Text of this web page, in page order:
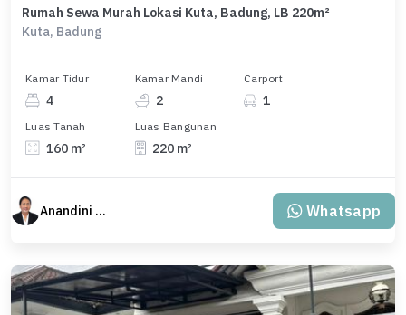
Rumah Sewa Murah Lokasi Kuta, Badung, LB 220m²
Kuta, Badung
Kamar Tidur
4
Kamar Mandi
2
Carport
1
Luas Tanah
160 m²
Luas Bangunan
220 m²
Anandini Property Whatsapp